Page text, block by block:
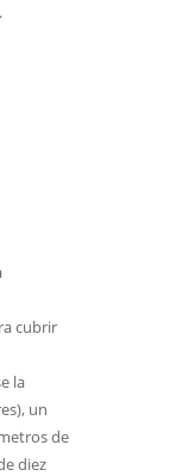
cubrir
la
un
de
diez